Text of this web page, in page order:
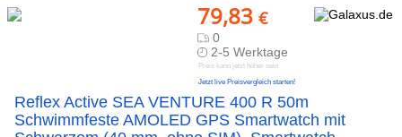
79,83 €
0
2-5 Werktage
Preis kann jetzt höher sein
Jetzt live Preisvergleich starten!
Reflex Active SEA VENTURE 400 R 50m
Schwimmfeste AMOLED GPS Smartwatch mit